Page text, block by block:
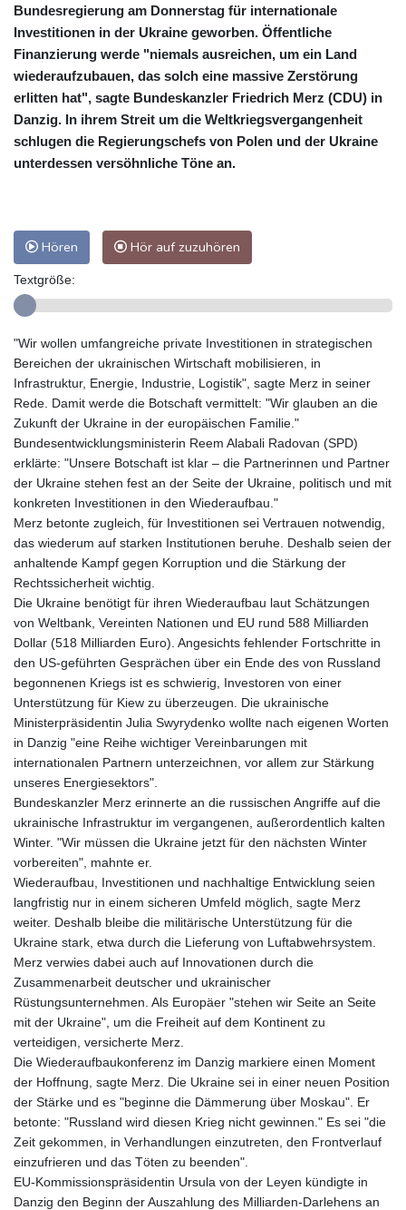
Bundesregierung am Donnerstag für internationale
Investitionen in der Ukraine geworben. Öffentliche
Finanzierung werde "niemals ausreichen, um ein Land
wiederaufzubauen, das solch eine massive Zerstörung
erlitten hat", sagte Bundeskanzler Friedrich Merz (CDU) in
Danzig. In ihrem Streit um die Weltkriegsvergangenheit
schlugen die Regierungschefs von Polen und der Ukraine
unterdessen versöhnliche Töne an.
Hören Hör auf zuzuhören
Textgröße:
"Wir wollen umfangreiche private Investitionen in strategischen
Bereichen der ukrainischen Wirtschaft mobilisieren, in
Infrastruktur, Energie, Industrie, Logistik", sagte Merz in seiner
Rede. Damit werde die Botschaft vermittelt: "Wir glauben an die
Zukunft der Ukraine in der europäischen Familie."
Bundesentwicklungsministerin Reem Alabali Radovan (SPD)
erklärte: "Unsere Botschaft ist klar – die Partnerinnen und Partner
der Ukraine stehen fest an der Seite der Ukraine, politisch und mit
konkreten Investitionen in den Wiederaufbau."
Merz betonte zugleich, für Investitionen sei Vertrauen notwendig,
das wiederum auf starken Institutionen beruhe. Deshalb seien der
anhaltende Kampf gegen Korruption und die Stärkung der
Rechtssicherheit wichtig.
Die Ukraine benötigt für ihren Wiederaufbau laut Schätzungen
von Weltbank, Vereinten Nationen und EU rund 588 Milliarden
Dollar (518 Milliarden Euro). Angesichts fehlender Fortschritte in
den US-geführten Gesprächen über ein Ende des von Russland
begonnenen Kriegs ist es schwierig, Investoren von einer
Unterstützung für Kiew zu überzeugen. Die ukrainische
Ministerpräsidentin Julia Swyrydenko wollte nach eigenen Worten
in Danzig "eine Reihe wichtiger Vereinbarungen mit
internationalen Partnern unterzeichnen, vor allem zur Stärkung
unseres Energiesektors".
Bundeskanzler Merz erinnerte an die russischen Angriffe auf die
ukrainische Infrastruktur im vergangenen, außerordentlich kalten
Winter. "Wir müssen die Ukraine jetzt für den nächsten Winter
vorbereiten", mahnte er.
Wiederaufbau, Investitionen und nachhaltige Entwicklung seien
langfristig nur in einem sicheren Umfeld möglich, sagte Merz
weiter. Deshalb bleibe die militärische Unterstützung für die
Ukraine stark, etwa durch die Lieferung von Luftabwehrsystem.
Merz verwies dabei auch auf Innovationen durch die
Zusammenarbeit deutscher und ukrainischer
Rüstungsunternehmen. Als Europäer "stehen wir Seite an Seite
mit der Ukraine", um die Freiheit auf dem Kontinent zu
verteidigen, versicherte Merz.
Die Wiederaufbaukonferenz im Danzig markiere einen Moment
der Hoffnung, sagte Merz. Die Ukraine sei in einer neuen Position
der Stärke und es "beginne die Dämmerung über Moskau". Er
betonte: "Russland wird diesen Krieg nicht gewinnen." Es sei "die
Zeit gekommen, in Verhandlungen einzutreten, den Frontverlauf
einzufrieren und das Töten zu beenden".
EU-Kommissionspräsidentin Ursula von der Leyen kündigte in
Danzig den Beginn der Auszahlung des Milliarden-Darlehens an